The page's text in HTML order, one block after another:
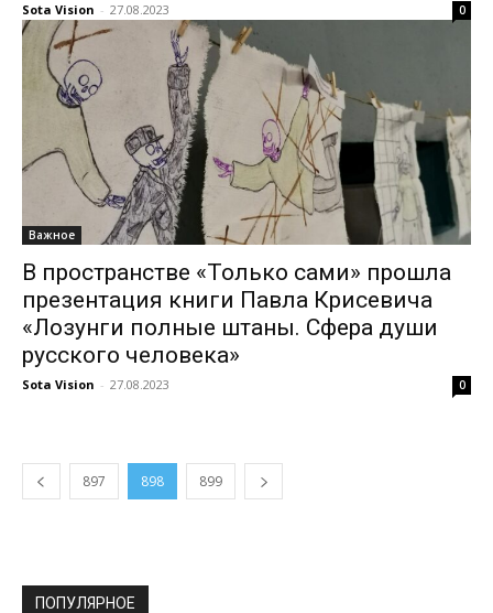
Sota Vision - 27.08.2023 0
Важное
В пространстве «Только сами» прошла
презентация книги Павла Крисевича
«Лозунги полные штаны. Сфера души
русского человека»
Sota Vision - 27.08.2023 0
897 898 899
ПОПУЛЯРНОЕ